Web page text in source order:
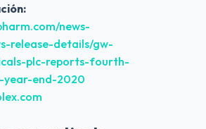
news-
release-details/gw-
plc-reports-fourth-
end-2020